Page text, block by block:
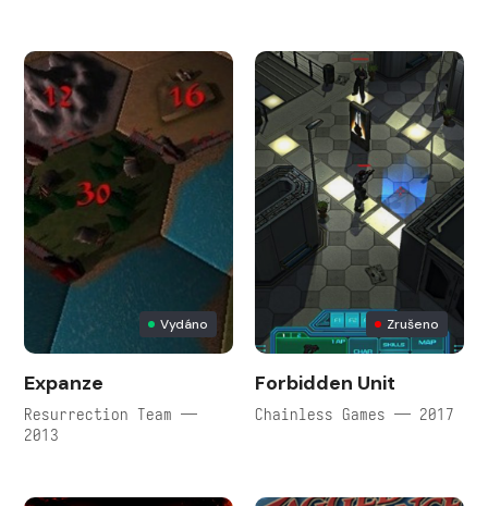
Vydáno
Expanze
Resurrection Team —
2013
Zrušeno
Forbidden Unit
Chainless Games — 2017